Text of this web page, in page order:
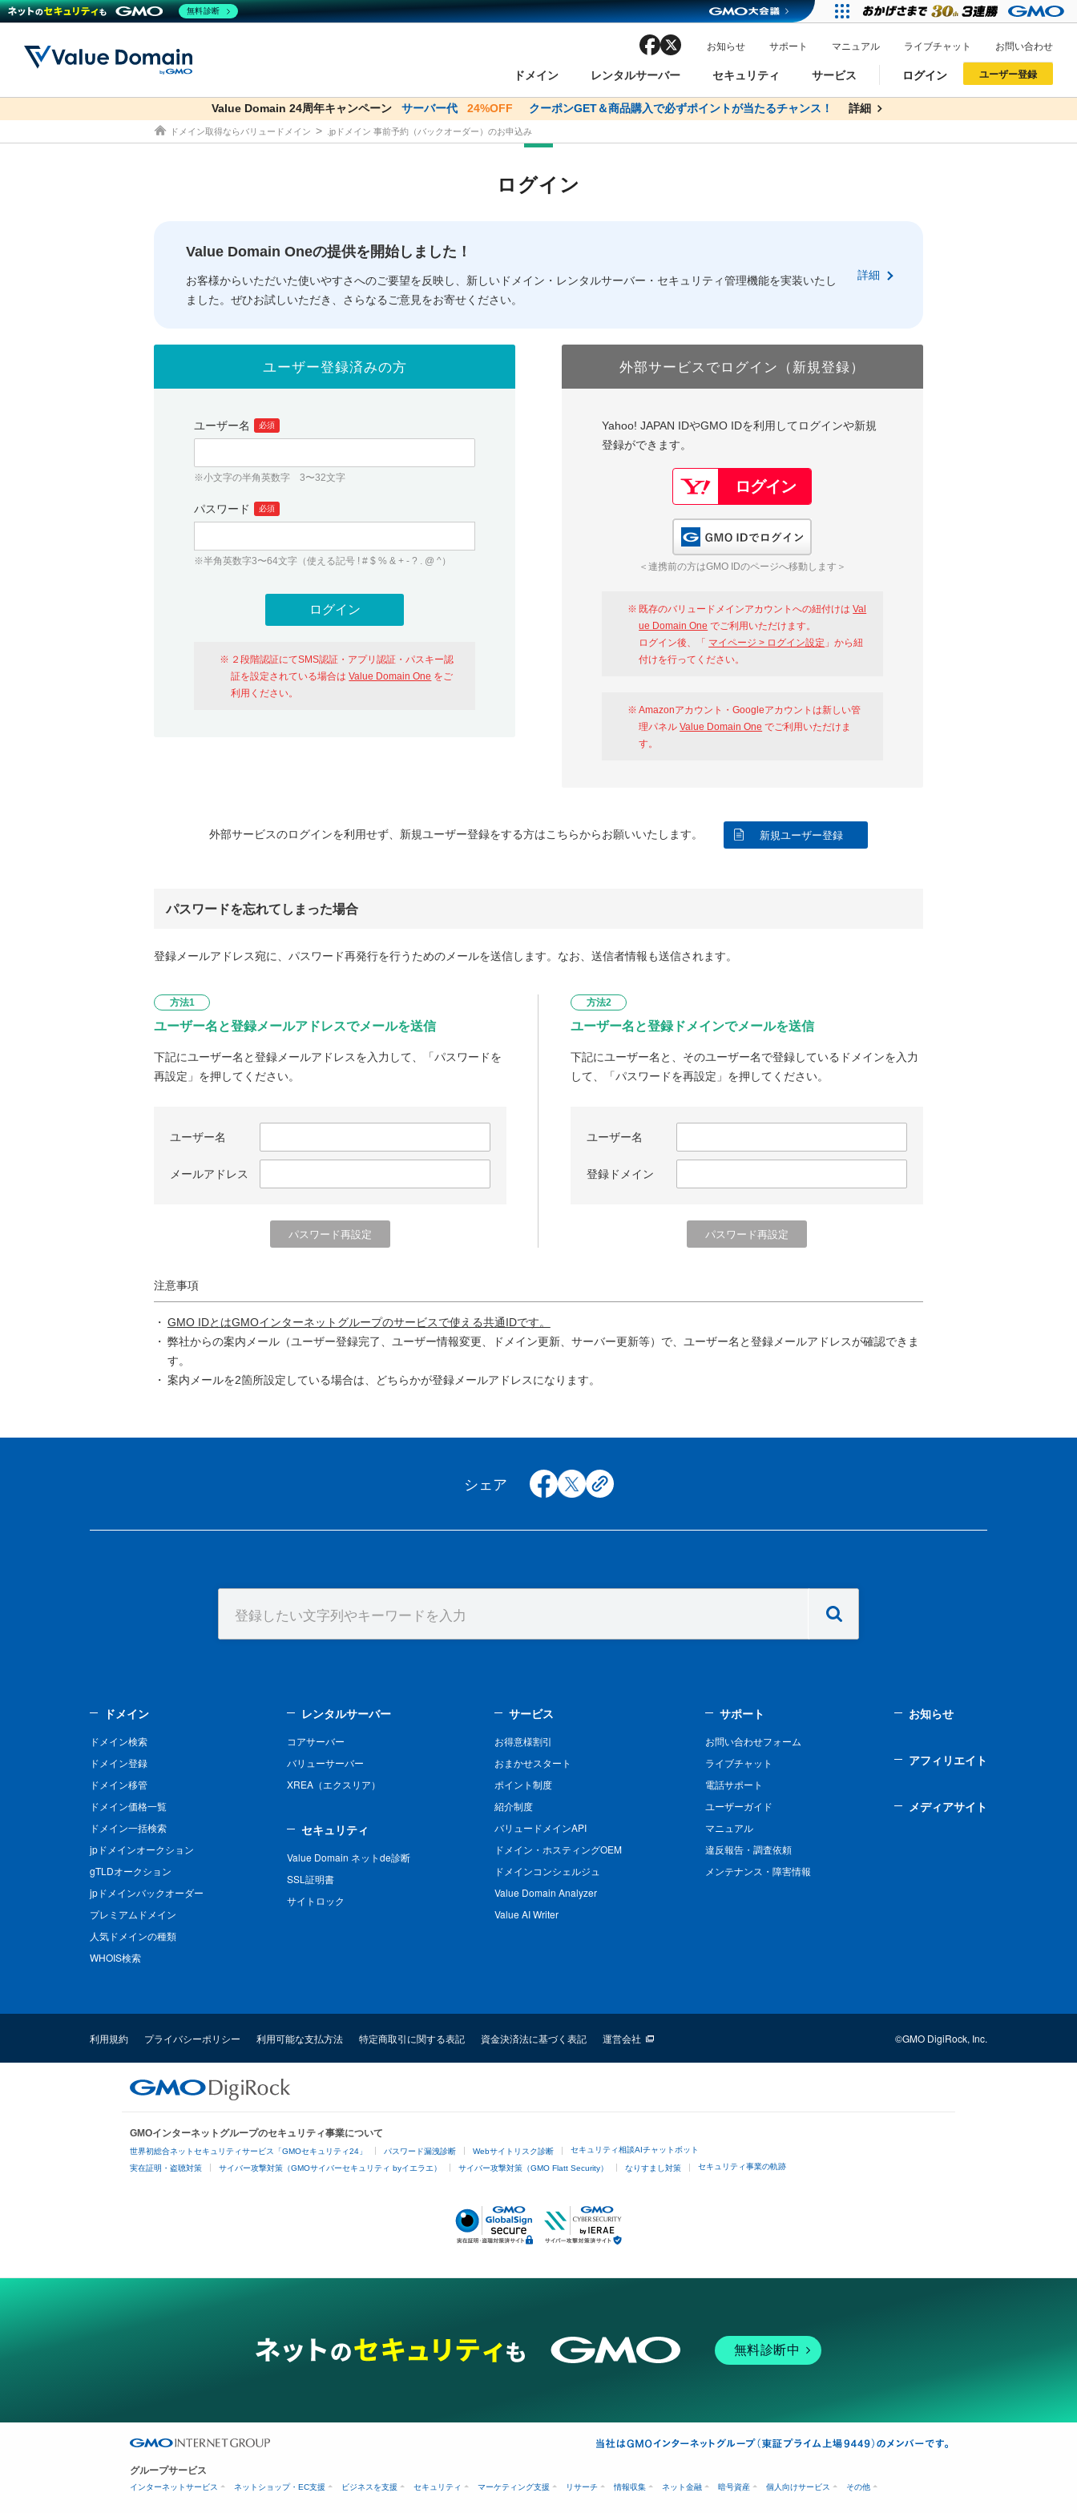
ドメイン
ドメイン ドメイン検索
ドメイン一括検索
人気ドメインの種類 WHOIS検索
レンタルサーバー
レンタルサーバー コアサーバー
セキュリティ
セキュリティ Value Domain ネットde診断
サービス
サービス お得意様割引
バリュードメインAPI
facebook お知らせ サポート マニュアル ライブチャット お問い合わせ
ログイン
従来のバリュードメインをご利用希望の方 おすすめ One レンタルサーバーを含む最新の機能を使う方
以下でもログイン可能
ユーザー登録
従来のバリュードメインをご利用希望の方 おすすめ One レンタルサーバーを含む最新の機能を使う方
以下でも登録可能
Value Domain 24周年キャンペーン サーバー代 24%OFF クーポンGET＆商品購入で必ずポイントが当たるチャンス！ 詳細
co.jpドメイン✕コアサーバーV2ビジネス応援キャンペーン サーバー料金1年間無料 詳細
ドメイン取得ならバリュードメイン .jpドメイン 事前予約（バックオーダー）のお申込み
ログイン
Value Domain Oneの提供を開始しました！
お客様からいただいた使いやすさへのご要望を反映し、新しいドメイン・レンタルサーバー・セキュリティ管理機能を実装いたし
ました。ぜひお試しいただき、さらなるご意見をお寄せください。
詳細
ユーザー登録済みの方
ユーザー名 必須
※小文字の半角英数字 3〜32文字
パスワード 必須
※半角英数字3〜64文字（使える記号 ! # $ % & + - ? . @ ^）
２段階認証にてSMS認証・アプリ認証・パスキー認
証を設定されている場合はValue Domain One をご
利用ください。
外部サービスでログイン（新規登録）
Yahoo! JAPAN IDやGMO IDを利用してログインや新規
登録ができます。
＜連携前の方はGMO IDのページへ移動します＞
既存のバリュードメインアカウントへの紐付けはVal
ue Domain One でご利用いただけます。
ログイン後、「 マイページ > ログイン設定 」から紐
付けを行ってください。
Amazonアカウント・Googleアカウントは新しい管
理パネルValue Domain One でご利用いただけま
す。
外部サービスのログインを利用せず、新規ユーザー登録をする方はこちらからお願いいたします。 新規ユーザー登録
パスワードを忘れてしまった場合
登録メールアドレス宛に、パスワード再発行を行うためのメールを送信します。なお、送信者情報も送信されます。
方法1
ユーザー名と登録メールアドレスでメールを送信
下記にユーザー名と登録メールアドレスを入力して、「パスワードを
再設定」を押してください。
ユーザー名
メールアドレス
方法2
ユーザー名と登録ドメインでメールを送信
下記にユーザー名と、そのユーザー名で登録しているドメインを入力
して、「パスワードを再設定」を押してください。
ユーザー名
登録ドメイン
注意事項
GMO IDとはGMOインターネットグループのサービスで使える共通IDです。
弊社からの案内メール（ユーザー登録完了、ユーザー情報変更、ドメイン更新、サーバー更新等）で、ユーザー名と登録メールアドレスが確認できま
す。
案内メールを2箇所設定している場合は、どちらかが登録メールアドレスになります。
シェア facebook
x copy
ドメイン
ドメイン検索
ドメイン登録
ドメイン移管
ドメイン価格一覧
ドメイン一括検索
jpドメインオークション
gTLDオークション
jpドメインバックオーダー
プレミアムドメイン
人気ドメインの種類
WHOIS検索
レンタルサーバー
コアサーバー
バリューサーバー
XREA（エクスリア）
セキュリティ
Value Domain ネットde診断
SSL証明書
サイトロック
サービス
お得意様割引
おまかせスタート
ポイント制度
紹介制度
バリュードメインAPI
ドメイン・ホスティングOEM
ドメインコンシェルジュ
Value Domain Analyzer
Value AI Writer
サポート
お問い合わせフォーム
ライブチャット
電話サポート
ユーザーガイド
マニュアル
違反報告・調査依頼
メンテナンス・障害情報
お知らせ
アフィリエイト
メディアサイト
利用規約 プライバシーポリシー 利用可能な支払方法 特定商取引に関する表記 資金決済法に基づく表記 運営会社 ©GMO DigiRock, Inc.
GMOインターネットグループのセキュリティ事業について
世界初総合ネットセキュリティサービス「GMOセキュリティ24」 パスワード漏洩診断 Webサイトリスク診断 セキュリティ相談AIチャットボット
実在証明・盗聴対策 サイバー攻撃対策（GMOサイバーセキュリティ byイエラエ） サイバー攻撃対策（GMO Flatt Security） なりすまし対策 セキュリティ事業の軌跡
無料診断中
グループサービス
インターネットサービス ネットショップ・EC支援 ビジネスを支援 セキュリティ マーケティング支援 リサーチ 情報収集 ネット金融 暗号資産 個人向けサービス その他
無料診断